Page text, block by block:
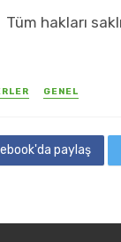
Tüm hakları
GENEL
paylaş